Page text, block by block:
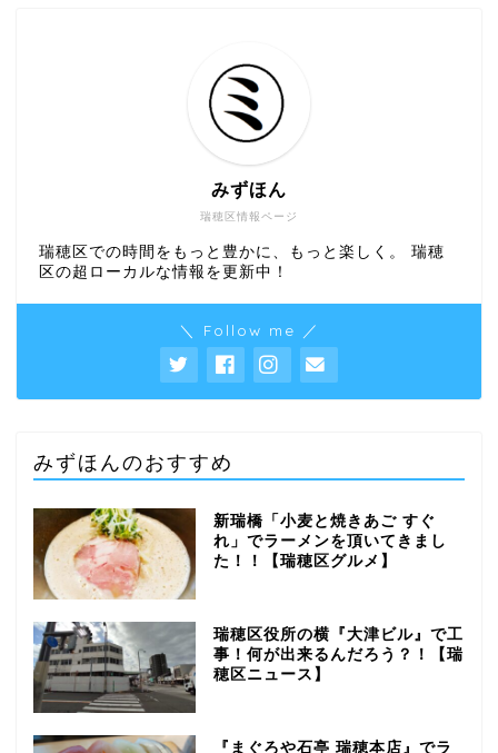
瑞穂区情報ページ
みずほん
瑞穂区での時間をもっと豊かに、もっと楽しく。 瑞穂
区の超ローカルな情報を更新中！
＼ Follow me ／
みずほんのおすすめ
新瑞橋「小麦と焼きあご すぐ
れ」でラーメンを頂いてきまし
た！！【瑞穂区グルメ】
瑞穂区役所の横『大津ビル』で工
事！何が出来るんだろう？！【瑞
穂区ニュース】
『まぐろや石亭 瑞穂本店』でラ